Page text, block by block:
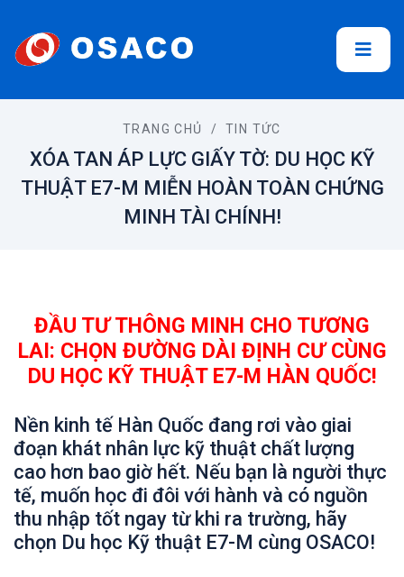
TRANG CHỦ / TIN TỨC
XÓA TAN ÁP LỰC GIẤY TỜ: DU HỌC KỸ
THUẬT E7-M MIỄN HOÀN TOÀN CHỨNG
MINH TÀI CHÍNH!
ĐẦU TƯ THÔNG MINH CHO TƯƠNG
LAI: CHỌN ĐƯỜNG DÀI ĐỊNH CƯ CÙNG
DU HỌC KỸ THUẬT E7-M HÀN QUỐC!
Nền kinh tế Hàn Quốc đang rơi vào giai
đoạn khát nhân lực kỹ thuật chất lượng
cao hơn bao giờ hết. Nếu bạn là người thực
tế, muốn học đi đôi với hành và có nguồn
thu nhập tốt ngay từ khi ra trường, hãy
chọn Du học Kỹ thuật E7-M cùng OSACO!